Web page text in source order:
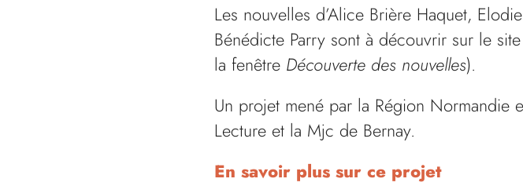
Les nouvelles d’Alice Brière Haquet,
Bénédicte Parry sont à découvrir sur le site
la fenêtre Découverte des nouvelles).
Un projet mené par la Région Normandie
Lecture et la Mjc de Bernay.
En savoir plus sur ce projet